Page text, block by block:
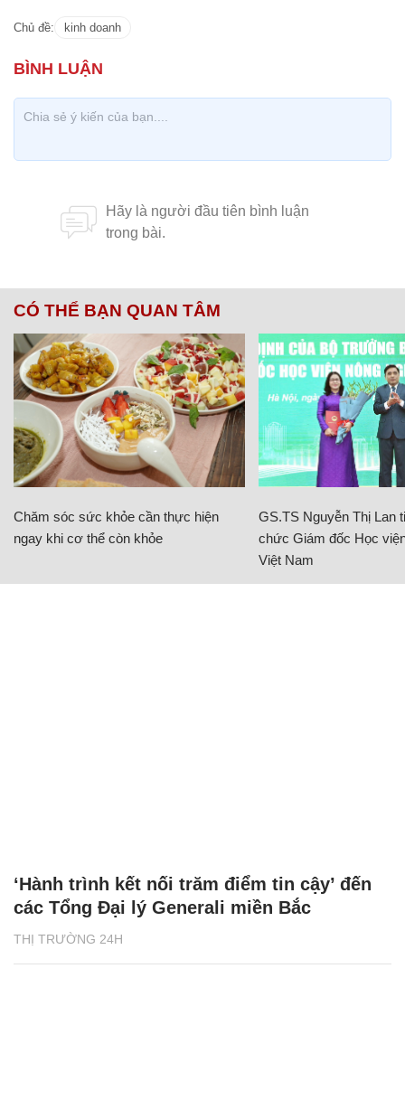
Chủ đề: kinh doanh
CÓ THỂ BẠN QUAN TÂM
Chăm sóc sức khỏe cần thực hiện
ngay khi cơ thể còn khỏe
GS.TS Nguyễn Thị Lan
chức Giám đốc Học
Việt Nam
THỊ TRƯỜNG 24H
‘Hành trình kết nối trăm điểm tin cậy’ đến
các Tổng Đại lý Generali miền Bắc